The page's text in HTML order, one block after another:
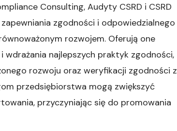
Consulting, Audyty CSRD i CSRD
zgodności i odpowiedzialnego
rozwojem. Oferują one
najlepszych praktyk zgodności,
rozwoju oraz weryfikacji zgodności z
przedsiębiorstwa mogą zwiększyć
przyczyniając się do promowania